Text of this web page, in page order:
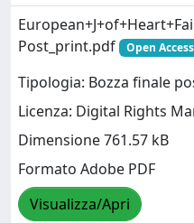
Post_print.pdf
Open
Tipologia: Bozza finale
Licenza: Digital Rights
Dimensione 761.57 kB
Formato Adobe PDF
Visualizza/Apri